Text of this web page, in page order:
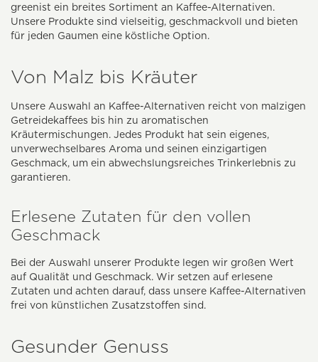
greenist ein breites Sortiment an Kaffee-Alternativen.
Unsere Produkte sind vielseitig, geschmackvoll und bieten
für jeden Gaumen eine köstliche Option.
Von Malz bis Kräuter
Unsere Auswahl an Kaffee-Alternativen reicht von malzigen
Getreidekaffees bis hin zu aromatischen
Kräutermischungen. Jedes Produkt hat sein eigenes,
unverwechselbares Aroma und seinen einzigartigen
Geschmack, um ein abwechslungsreiches Trinkerlebnis zu
garantieren.
Erlesene Zutaten für den vollen
Geschmack
Bei der Auswahl unserer Produkte legen wir großen Wert
auf Qualität und Geschmack. Wir setzen auf erlesene
Zutaten und achten darauf, dass unsere Kaffee-Alternativen
frei von künstlichen Zusatzstoffen sind.
Gesunder Genuss